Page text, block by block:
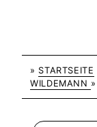
» STARTSEITE
WILDEMANN »